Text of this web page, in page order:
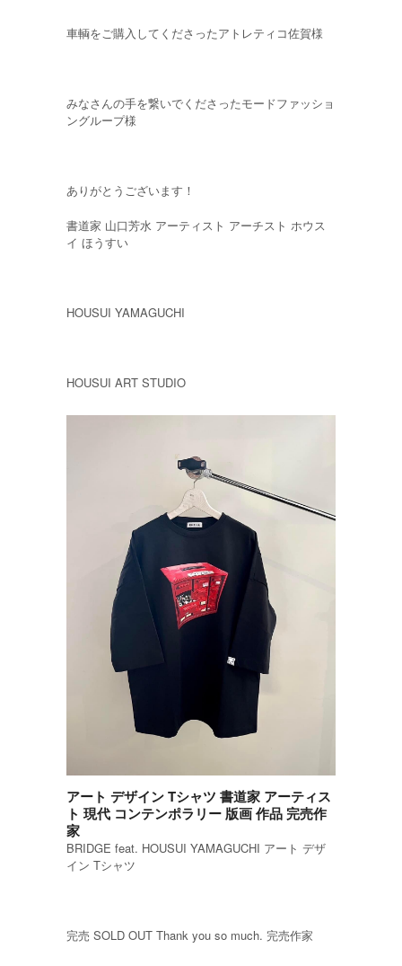
車輌をご購入してくださったアトレティコ佐賀様
みなさんの手を繋いでくださったモードファッショ
ングループ様
ありがとうございます！
書道家 山口芳水 アーティスト アーチスト ホウス
イ ほうすい
HOUSUI YAMAGUCHI
HOUSUI ART STUDIO
アート デザイン Tシャツ 書道家 アーティス
ト 現代 コンテンポラリー 版画 作品 完売作
家
BRIDGE feat. HOUSUI YAMAGUCHI アート デザ
イン Tシャツ
完売 SOLD OUT Thank you so much. 完売作家